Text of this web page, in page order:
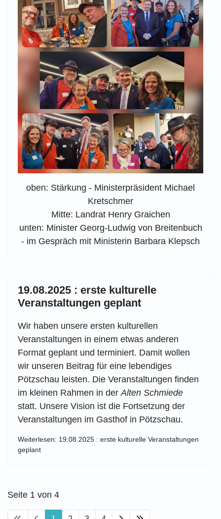
oben: Stärkung - Ministerpräsident Michael
Kretschmer
Mitte: Landrat Henry Graichen
unten: Minister Georg-Ludwig von Breitenbuch
- im Gespräch mit Ministerin Barbara Klepsch
19.08.2025 : erste kulturelle
Veranstaltungen geplant
Wir haben unsere ersten kulturellen
Veranstaltungen in einem etwas anderen
Format geplant und terminiert. Damit wollen
wir unseren Beitrag für eine lebendiges
Pötzschau leisten. Die Veranstaltungen finden
im kleinen Rahmen in derAlten Schmiede
statt. Unsere Vision ist die Fortsetzung der
Veranstaltungen im Gasthof in Pötzschau.
Weiterlesen: 19.08.2025 : erste kulturelle Veranstaltungen
geplant
Seite 1 von 4